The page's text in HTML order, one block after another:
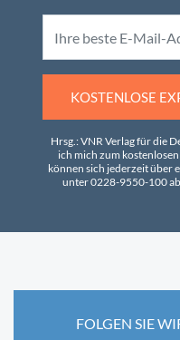
KOSTENLOSE
Hrsg.: VNR Verlag für die
ich mich zum
können sich jederzeit über
unter 0228-9550-100
FOLGEN SIE